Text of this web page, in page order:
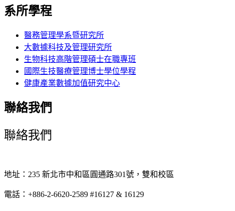
系所學程
醫務管理學系暨研究所
大數據科技及管理研究所
生物科技高階管理碩士在職專班
國際生技醫療管理博士學位學程
健康產業數據加值研究中心
聯絡我們
聯絡我們
地址：235 新北市中和區圓通路301號，雙和校區
電話：+886-2-6620-2589 #16127 & 16129